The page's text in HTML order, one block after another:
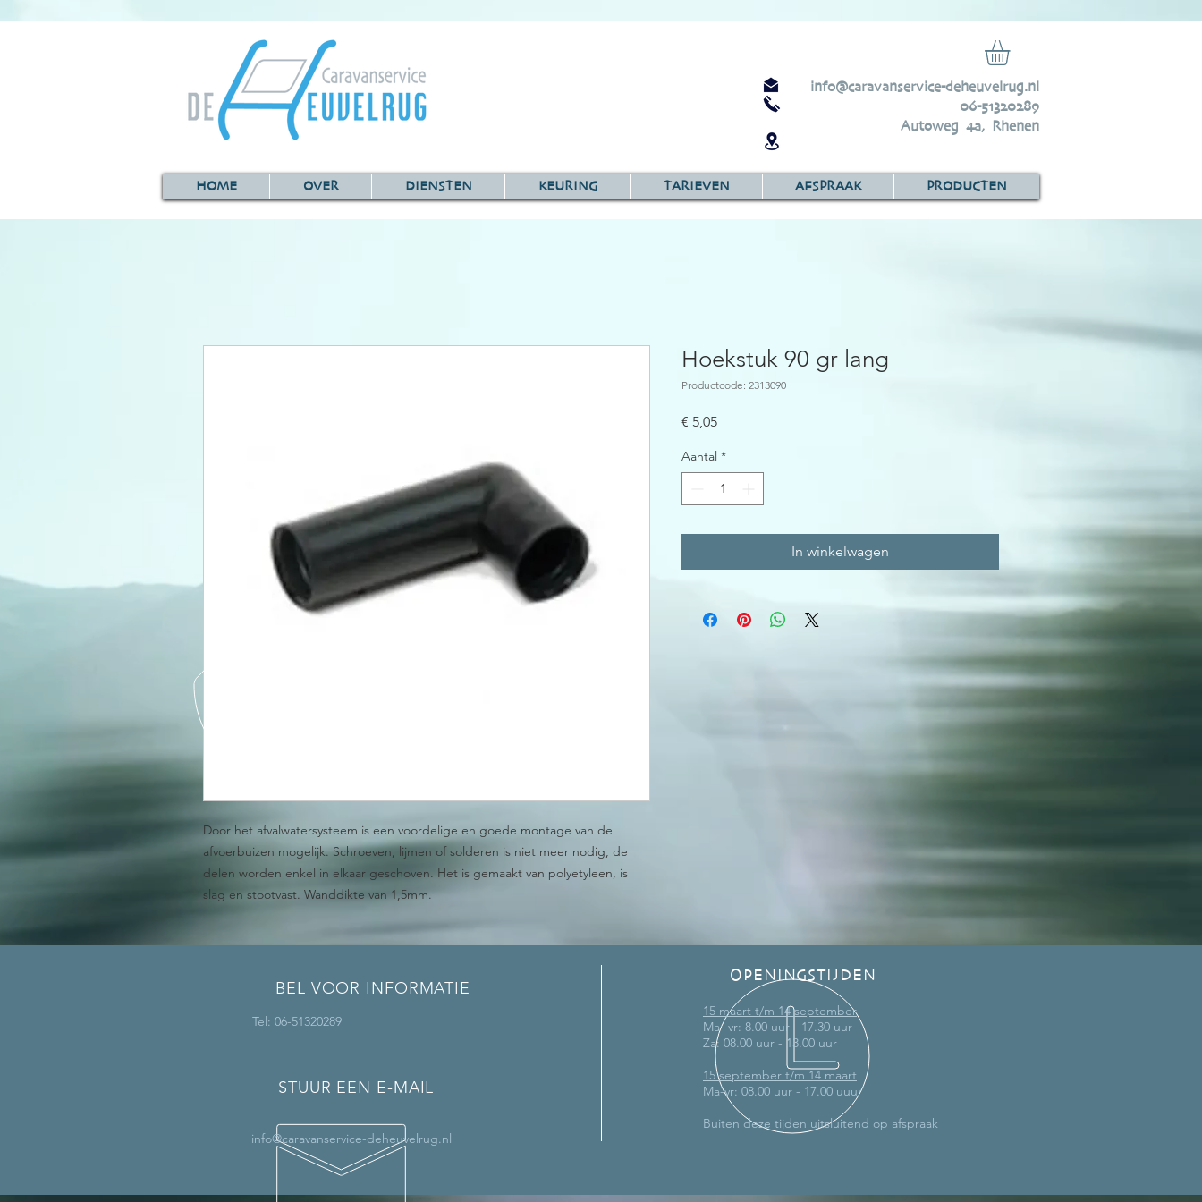
info@caravanservice-deheuvelrug.nl
06-51320289
Autoweg 4a, Rhenen
HOME OVER DIENSTEN KEURING TARIEVEN AFSPRAAK PRODUCTEN
Door het afvalwatersysteem is een voordelige en goede montage van de
afvoerbuizen mogelijk. Schroeven, lijmen of solderen is niet meer nodig, de
delen worden enkel in elkaar geschoven. Het is gemaakt van polyetyleen, is
slag en stootvast. Wanddikte van 1,5mm.
Hoekstuk 90 gr lang
Productcode: 2313090
€ 5,05Prijs
Aantal *
In winkelwagen
BEL VOOR INFORMATIE
Tel: 06-51320289
STUUR EEN E-MAIL
info@caravanservice-deheuvelrug.nl
OPENINGSTIJDEN
15 maart t/m 14 september
Ma- vr: 8.00 uur - 17.30 uur
Za: 08.00 uur - 13.00 uur
15 september t/m 14 maart
Ma-vr: 08.00 uur - 17.00 uuur
Buiten deze tijden uitsluitend op afspraak